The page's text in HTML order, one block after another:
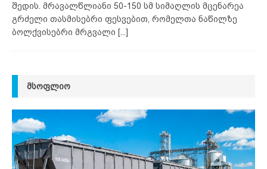
შედის. მრავალწლიანი 50-150 სმ სიმაღლის მცენარეა
გრძელი თასმისებრი ფესვებით, რომელთა ნაწილზე
ბოლქვისებრი მრგვალი [...]
ᲛᲡᲝᲤᲚᲘᲝ